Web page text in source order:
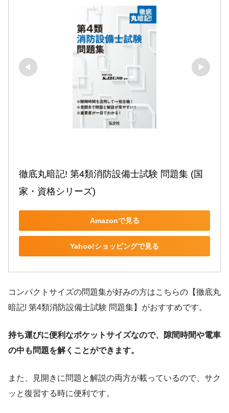
徹底丸暗記! 第4類消防設備士試験 問題集 (国
家・資格シリーズ)
Amazonで見る
Yahoo!ショッピングで見る
コンパクトサイズの問題集が好みの方はこちらの【徹底丸
暗記! 第4類消防設備士試験 問題集】がおすすめです。
持ち運びに便利なポケットサイズなので、隙間時間や電車
の中も問題を解くことができます。
また、見開きに問題と解説の両方が載っているので、サク
ッと復習する時に便利です。